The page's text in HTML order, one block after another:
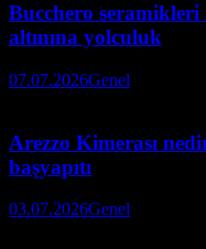
Bucchero
altınına yolculuk
07.07.2026Genel
Arezzo Kimerası
başyapıtı
03.07.2026Genel